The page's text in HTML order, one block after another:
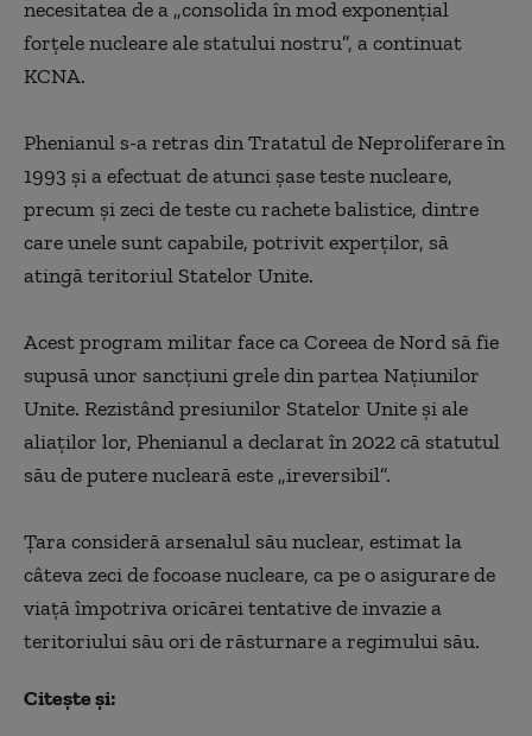
necesitatea de a „consolida în mod exponenţial
forţele nucleare ale statului nostru”, a continuat
KCNA.
Phenianul s-a retras din Tratatul de Neproliferare în
1993 şi a efectuat de atunci şase teste nucleare,
precum şi zeci de teste cu rachete balistice, dintre
care unele sunt capabile, potrivit experţilor, să
atingă teritoriul Statelor Unite.
Acest program militar face ca Coreea de Nord să fie
supusă unor sancţiuni grele din partea Naţiunilor
Unite. Rezistând presiunilor Statelor Unite şi ale
aliaţilor lor, Phenianul a declarat în 2022 că statutul
său de putere nucleară este „ireversibil”.
Ţara consideră arsenalul său nuclear, estimat la
câteva zeci de focoase nucleare, ca pe o asigurare de
viaţă împotriva oricărei tentative de invazie a
teritoriului său ori de răsturnare a regimului său.
Citește și: